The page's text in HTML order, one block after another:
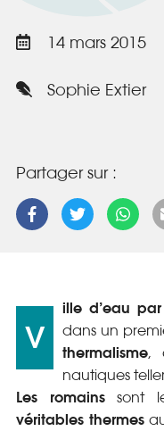
14 mars 2015
Sophie Extier
Partager sur :
V
ille d’eau
dans un
thermalisme,
nautiques
Les romainssont
véritables thermes